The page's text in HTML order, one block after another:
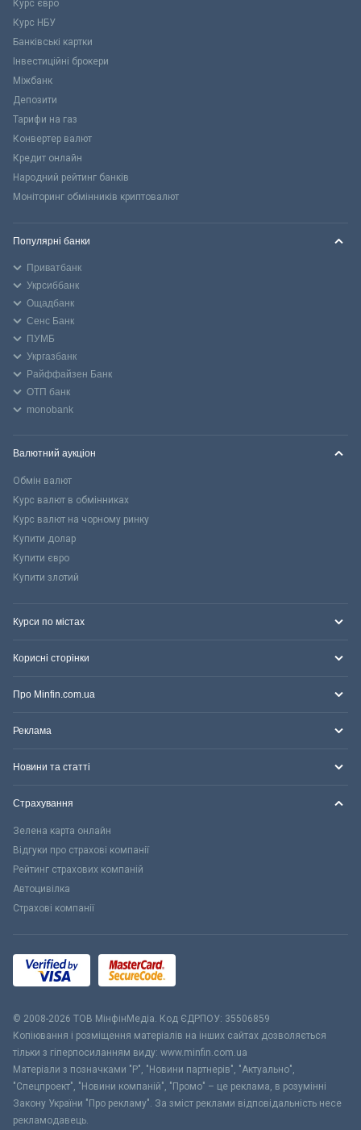
Курс євро
Курс НБУ
Банківські картки
Інвестиційні брокери
Міжбанк
Депозити
Тарифи на газ
Конвертер валют
Кредит онлайн
Народний рейтинг банків
Моніторинг обмінників криптовалют
Популярні банки
Приватбанк
Укрсиббанк
Ощадбанк
Сенс Банк
ПУМБ
Укргазбанк
Райффайзен Банк
ОТП банк
monobank
Валютний аукціон
Обмін валют
Курс валют в обмінниках
Курс валют на чорному ринку
Купити долар
Купити євро
Купити злотий
Курси по містах
Корисні сторінки
Про Minfin.com.ua
Реклама
Новини та статті
Страхування
Зелена карта онлайн
Відгуки про страхові компанії
Рейтинг страхових компаній
Автоцивілка
Страхові компанії
© 2008-2026 ТОВ МiнфiнМедiа. Код ЄДРПОУ: 35506859
Копіювання і розміщення матеріалів на інших сайтах дозволяється
тільки з гіперпосиланням виду: www.minfin.com.ua
Матеріали з позначками "Р", "Новини партнерів", "Актуально",
"Спецпроект", "Новини компаній", "Промо" – це реклама, в розумінні
Закону України "Про рекламу". За зміст реклами відповідальність несе
рекламодавець.